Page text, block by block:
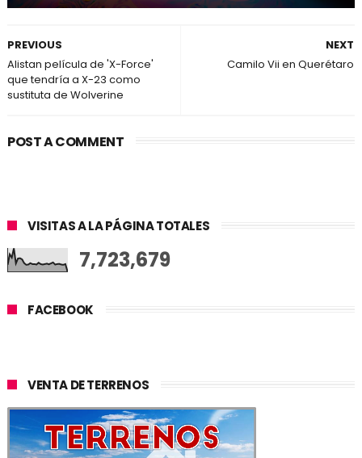
NEXT
Camilo Vii en Querétaro
PREVIOUS
Alistan película de 'X-Force'
que tendría a X-23 como
sustituta de Wolverine
POST A COMMENT
VISITAS A LA PÁGINA TOTALES
7,723,679
FACEBOOK
VENTA DE TERRENOS